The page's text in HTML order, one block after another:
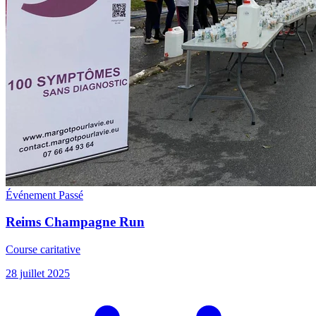
Événement Passé
Reims Champagne Run
Course caritative
28 juillet 2025